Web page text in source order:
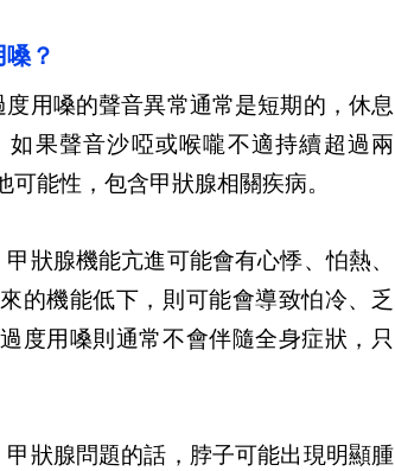
？
度用嗓的聲音異常通常是短期的，休息
果聲音沙啞或喉嚨不適持續超過兩
能性，包含甲狀腺相關疾病。
甲狀腺機能亢進可能會有心悸、怕熱、
的機能低下，則可能會導致怕冷、乏
度用嗓則通常不會伴隨全身症狀，只
甲狀腺問題的話，脖子可能出現明顯腫